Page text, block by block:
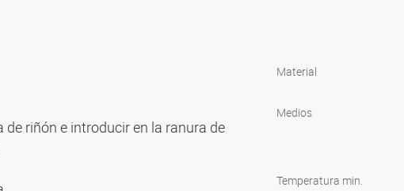
de riñón e introducir en la ranura de
Material
Medios
Temperatura min.